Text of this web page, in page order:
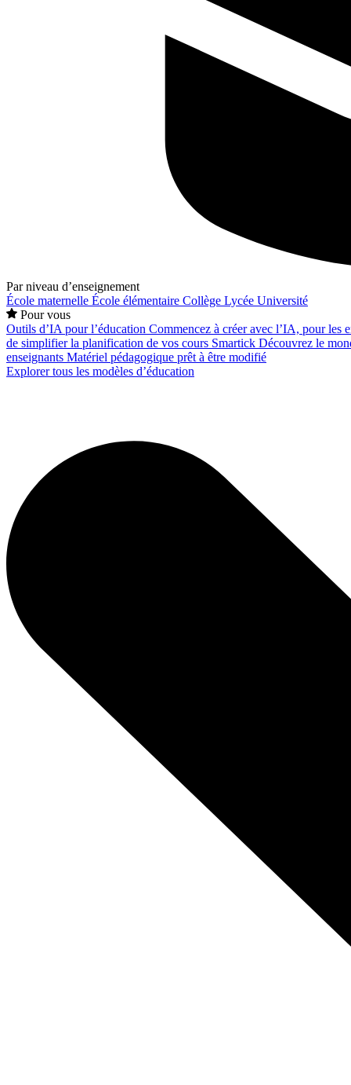
Par niveau d’enseignement
École maternelle École élémentaire Collège Lycée Université
Pour vous
Outils d’IA pour l’éducation Commencez à créer avec l’IA, pour les
de simplifier la planification de vos cours Smartick Découvrez le
enseignants Matériel pédagogique prêt à être modifié
Explorer tous les modèles d’éducation